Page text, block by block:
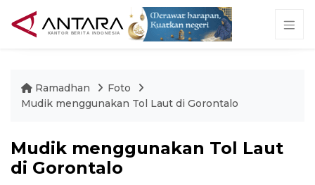
Ramadhan
Foto
Mudik menggunakan Tol Laut di Gorontalo
Mudik menggunakan Tol Laut
di Gorontalo